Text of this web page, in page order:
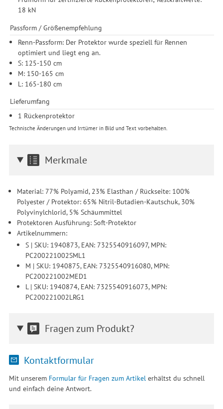
Einwilligung unter Einstellungen lediglich für bestimmte
Drittanbieter erteilen und jederzeit für die Zukunft widerrufen.
18 kN
Passform / Größenempfehlung
Renn-Passform: Der Protektor wurde speziell für Rennen
optimiert und liegt eng an.
S: 125-150 cm
M: 150-165 cm
L: 165-180 cm
Lieferumfang
1 Rückenprotektor
Technische Änderungen und Irrtümer in Bild und Text vorbehalten.
Merkmale
Material: 77% Polyamid, 23% Elasthan / Rückseite: 100%
Polyester / Protektor: 65% Nitril-Butadien-Kautschuk, 30%
Polyvinylchlorid, 5% Schäummittel
Protektoren Ausführung: Soft-Protektor
Artikelnummern:
S | SKU: 1940873, EAN: 7325540916097, MPN:
PC200221002SML1
M | SKU: 1940875, EAN: 7325540916080, MPN:
PC200221002MED1
L | SKU: 1940874, EAN: 7325540916073, MPN:
PC200221002LRG1
Fragen zum Produkt?
Kontaktformular
Mit unserem Formular für Fragen zum Artikelerhältst du schnell
und einfach deine Antwort.